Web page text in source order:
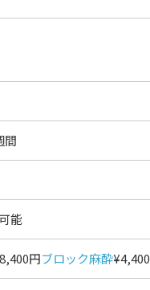
間
能
円ブロック麻酔¥4,400